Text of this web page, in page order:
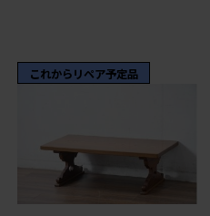
これからリペア予定品